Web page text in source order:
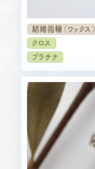
結婚指輪（ワックス）
クロス
プラチナ